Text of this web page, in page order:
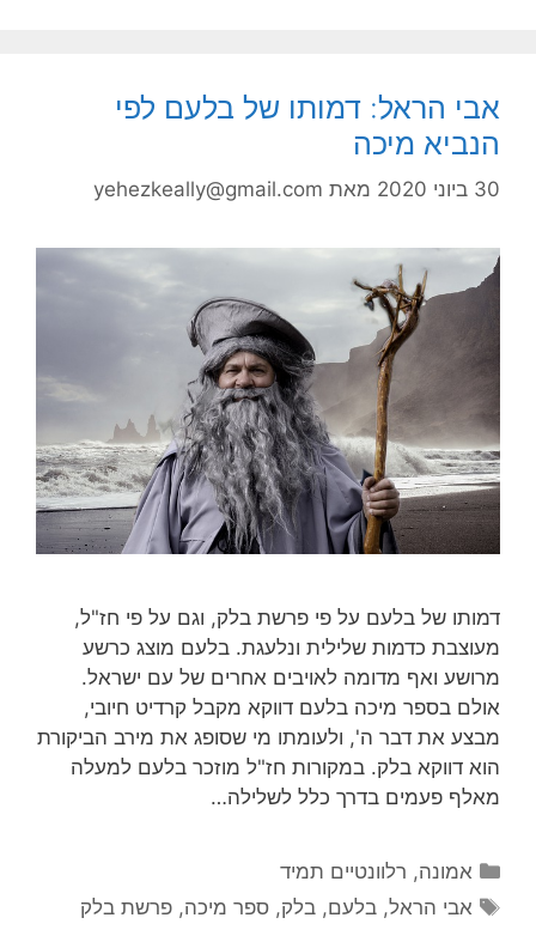
אבי הראל: דמותו של בלעם לפי
הנביא מיכה
30 ביוני 2020 מאת yehezkeally@gmail.com
דמותו של בלעם על פי פרשת בלק, וגם על פי חז"ל,
מעוצבת כדמות שלילית ונלעגת. בלעם מוצג כרשע
מרושע ואף מדומה לאויבים אחרים של עם ישראל.
אולם בספר מיכה בלעם דווקא מקבל קרדיט חיובי,
מבצע את דבר ה', ולעומתו מי שסופג את מירב הביקורת
הוא דווקא בלק. במקורות חז"ל מוזכר בלעם למעלה
מאלף פעמים בדרך כלל לשלילה…
קטגוריות
אמונה, רלוונטיים תמיד
תגיות
אבי הראל,בלעם,בלק,ספר מיכה,פרשת בלק